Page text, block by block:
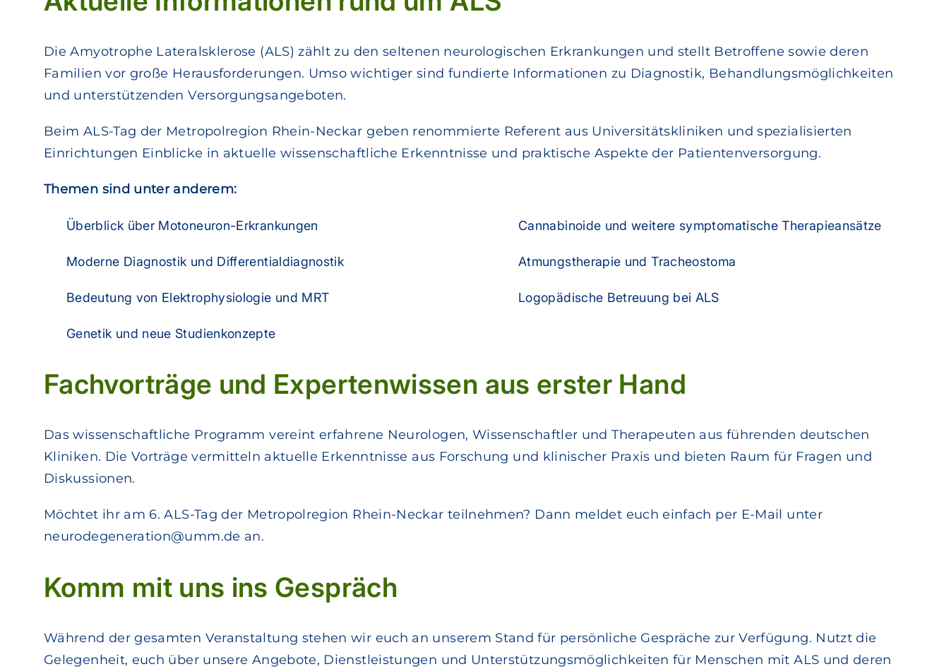
Die Amyotrophe Lateralsklerose (ALS) zählt zu den seltenen neurologischen Erkrankungen und stellt Betroffene sowie deren
Familien vor große Herausforderungen. Umso wichtiger sind fundierte Informationen zu Diagnostik, Behandlungsmöglichkeiten
und unterstützenden Versorgungsangeboten.
Beim ALS-Tag der Metropolregion Rhein-Neckar geben renommierte Referent aus Universitätskliniken und spezialisierten
Einrichtungen Einblicke in aktuelle wissenschaftliche Erkenntnisse und praktische Aspekte der Patientenversorgung.
Themen sind unter anderem:
Überblick über Motoneuron-Erkrankungen
Moderne Diagnostik und Differentialdiagnostik
Bedeutung von Elektrophysiologie und MRT
Genetik und neue Studienkonzepte
Cannabinoide und weitere symptomatische Therapieansätze
Atmungstherapie und Tracheostoma
Logopädische Betreuung bei ALS
Fachvorträge und Expertenwissen aus erster Hand
Das wissenschaftliche Programm vereint erfahrene Neurologen, Wissenschaftler und Therapeuten aus führenden deutschen
Kliniken. Die Vorträge vermitteln aktuelle Erkenntnisse aus Forschung und klinischer Praxis und bieten Raum für Fragen und
Diskussionen.
Möchtet ihr am 6. ALS-Tag der Metropolregion Rhein-Neckar teilnehmen? Dann meldet euch einfach per E-Mail unter
neurodegeneration@umm.de an.
Komm mit uns ins Gespräch
Während der gesamten Veranstaltung stehen wir euch an unserem Stand für persönliche Gespräche zur Verfügung. Nutzt die
Gelegenheit, euch über unsere Angebote, Dienstleistungen und Unterstützungsmöglichkeiten für Menschen mit ALS und deren